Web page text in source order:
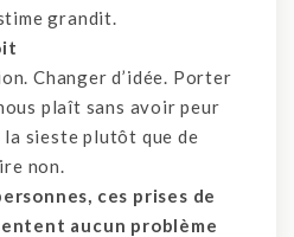
grandit.
Changer d’idée. Porter
plaît sans avoir peur
la sieste plutôt que de
non.
ces prises de
aucun problème